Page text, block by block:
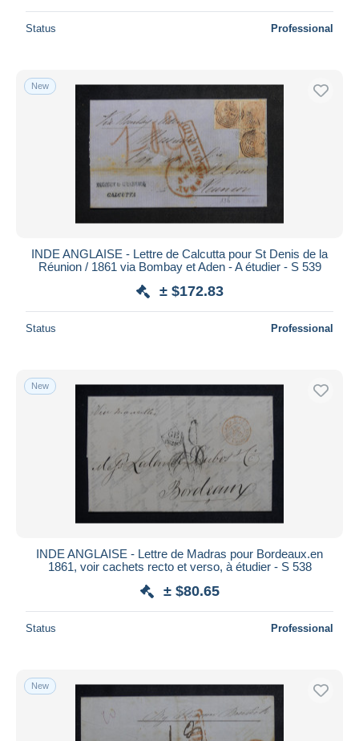
Status Professional
New
INDE ANGLAISE - Lettre de Calcutta pour St Denis de la
Réunion / 1861 via Bombay et Aden - A étudier - S 539
± $172.83
Status Professional
New
INDE ANGLAISE - Lettre de Madras pour Bordeaux.en
1861, voir cachets recto et verso, à étudier - S 538
± $80.65
Status Professional
New